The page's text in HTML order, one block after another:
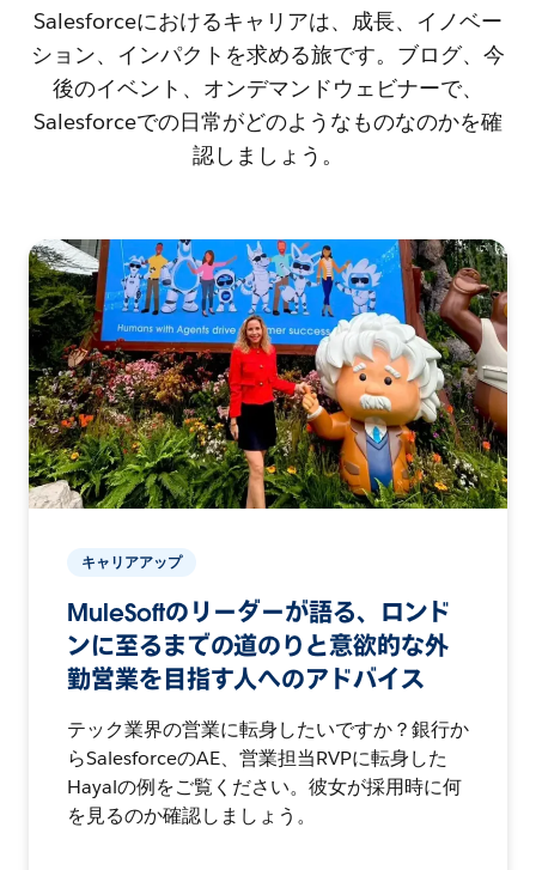
Salesforceにおけるキャリアは、成長、イノベー
ション、インパクトを求める旅です。ブログ、今
後のイベント、オンデマンドウェビナーで、
Salesforceでの日常がどのようなものなのかを確
認しましょう。
キャリアアップ
MuleSoftのリーダーが語る、ロンド
ンに至るまでの道のりと意欲的な外
勤営業を目指す人へのアドバイス
テック業界の営業に転身したいですか？銀行か
らSalesforceのAE、営業担当RVPに転身した
Hayalの例をご覧ください。彼女が採用時に何
を見るのか確認しましょう。